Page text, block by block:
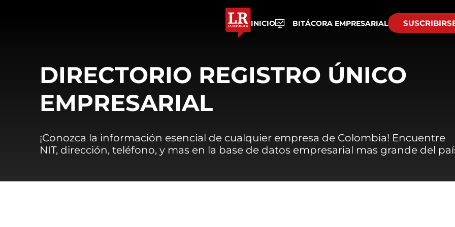
INICIO BITÁCORA EMPRESARIAL
DIRECTORIO REGISTRO ÚNICO
EMPRESARIAL
¡Conozca la información esencial de cualquier empresa de Colombia! Encuentre
NIT, dirección, teléfono, y mas en la base de datos empresarial mas grande del